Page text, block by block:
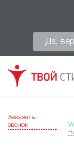
Да,
Заказать
звонок